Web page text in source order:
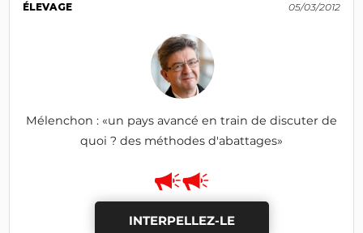
ÉLEVAGE 05/03/2012
Mélenchon : «un pays avancé en train de discuter de
quoi ? des méthodes d'abattages»
INTERPELLEZ-LE